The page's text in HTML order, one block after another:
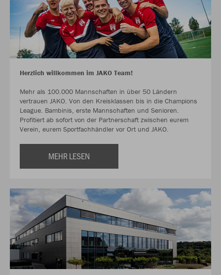
Herzlich willkommen im JAKO Team!
Mehr als 100.000 Mannschaften in über 50 Ländern
vertrauen JAKO. Von den Kreisklassen bis in die Champions
League. Bambinis, erste Mannschaften und Senioren.
Profitiert ab sofort von der Partnerschaft zwischen eurem
Verein, eurem Sportfachhändler vor Ort und JAKO.
MEHR LESEN